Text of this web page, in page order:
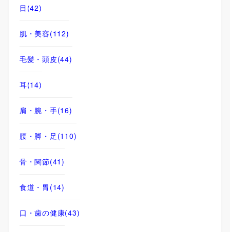
目 (42)
肌・美容(112)
毛髪・頭皮(44)
耳(14)
肩・腕・手(16)
腰・脚・足 (110)
骨・関節(41)
食道・胃 (14)
口・歯の健康(43)